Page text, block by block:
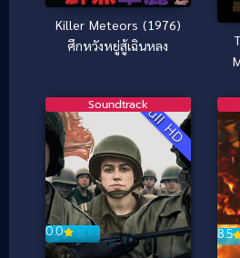
Killer Meteors (1976)
ศึกหวังหยู่สู้เฉินหลง
Full HD
0.0
Soundtrack
8.5